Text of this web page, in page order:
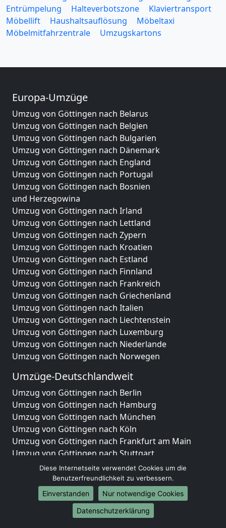
Entrümpelung
Halteverbotszone
Klaviertransport
Möbellift
Haushaltsauflösung
Möbeltaxi
Möbelmitfahrzentrale
Umzugskartons
Europa-Umzüge
Umzug von Göttingen nach Belarus
Umzug von Göttingen nach Belgien
Umzug von Göttingen nach Bulgarien
Umzug von Göttingen nach Dänemark
Umzug von Göttingen nach England
Umzug von Göttingen nach Portugal
Umzug von Göttingen nach Bosnien
und Herzegowina
Umzug von Göttingen nach Irland
Umzug von Göttingen nach Lettland
Umzug von Göttingen nach Zypern
Umzug von Göttingen nach Kroatien
Umzug von Göttingen nach Estland
Umzug von Göttingen nach Finnland
Umzug von Göttingen nach Frankreich
Umzug von Göttingen nach Griechenland
Umzug von Göttingen nach Italien
Umzug von Göttingen nach Liechtenstein
Umzug von Göttingen nach Luxemburg
Umzug von Göttingen nach Niederlande
Umzug von Göttingen nach Norwegen
Umzüge-Deutschlandweit
Umzug von Göttingen nach Berlin
Umzug von Göttingen nach Hamburg
Umzug von Göttingen nach München
Umzug von Göttingen nach Köln
Umzug von Göttingen nach Frankfurt am Main
Umzug von Göttingen nach Stuttgart
Umzug von Göttingen nach Düsseldorf
Umzug von Göttingen nach Leipzig
Umzug von Göttingen nach Dortmund
Umzug von Göttingen nach Essen
Umzug von Göttingen nach Bremen
Diese Internetseite verwendet Cookies um die
Benutzerfreundlichkeit zu verbessern.
Einverstanden
Nur notwendige Cookies
Datenschutzerklärung